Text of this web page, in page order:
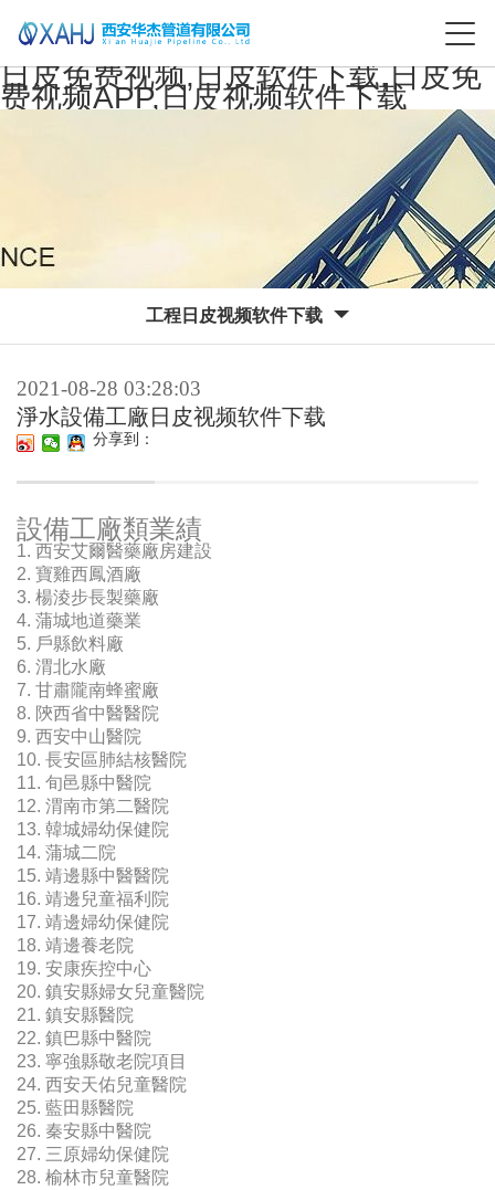
日皮免费视频,日皮软件下载,日皮免
费视频APP,日皮视频软件下载
工程日皮视频软件下载
2021-08-28 03:28:03
淨水設備工廠日皮视频软件下载
分享到：
設備工廠類業績
1. 西安艾爾醫藥廠房建設
2. 寶雞西鳳酒廠
3. 楊淩步長製藥廠
4. 蒲城地道藥業
5. 戶縣飲料廠
6. 渭北水廠
7. 甘肅隴南蜂蜜廠
8. 陝西省中醫醫院
9. 西安中山醫院
10. 長安區肺結核醫院
11. 旬邑縣中醫院
12. 渭南市第二醫院
13. 韓城婦幼保健院
14. 蒲城二院
15. 靖邊縣中醫醫院
16. 靖邊兒童福利院
17. 靖邊婦幼保健院
18. 靖邊養老院
19. 安康疾控中心
20. 鎮安縣婦女兒童醫院
21. 鎮安縣醫院
22. 鎮巴縣中醫院
23. 寧強縣敬老院項目
24. 西安天佑兒童醫院
25. 藍田縣醫院
26. 秦安縣中醫院
27. 三原婦幼保健院
28. 榆林市兒童醫院